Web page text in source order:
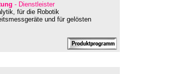
- Dienstleister
für die Robotik
und für gelösten